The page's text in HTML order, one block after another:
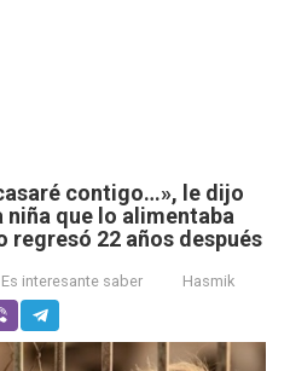
contigo…», le dijo
niña que lo alimentaba
22 años después
Es interesante saber Hasmik